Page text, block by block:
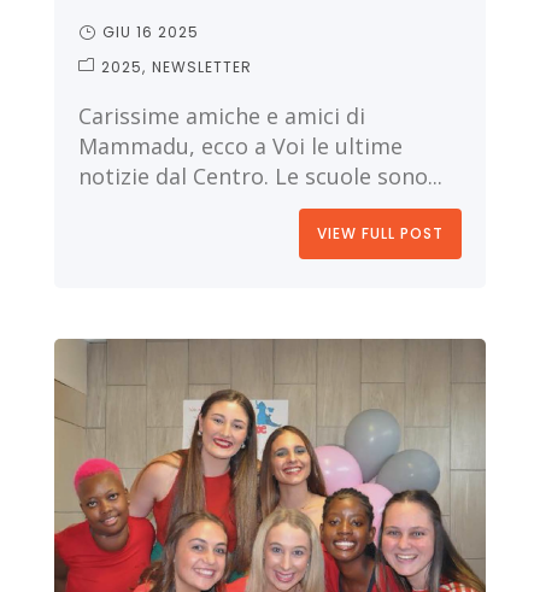
GIU 16 2025
2025 NEWSLETTER
Carissime amiche e amici di
Mammadu, ecco a Voi le ultime
notizie dal Centro. Le scuole sono...
VIEW FULL POST